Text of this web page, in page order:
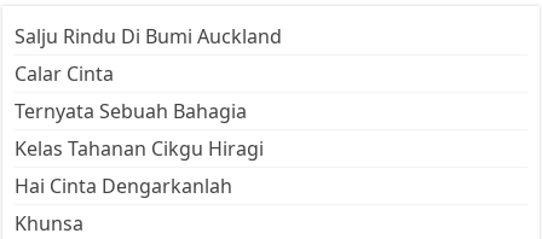
Salju Rindu Di Bumi Auckland
Calar Cinta
Ternyata Sebuah Bahagia
Kelas Tahanan Cikgu Hiragi
Hai Cinta Dengarkanlah
Khunsa